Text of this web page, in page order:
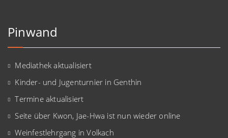
Pinwand
Mediathek aktualisiert
Kinder- und Jugenturnier in Genthin
Termine aktualisiert
Seite über Kwon, Jae-Hwa ist nun wieder online
Weinfestlehrgang in Volkach